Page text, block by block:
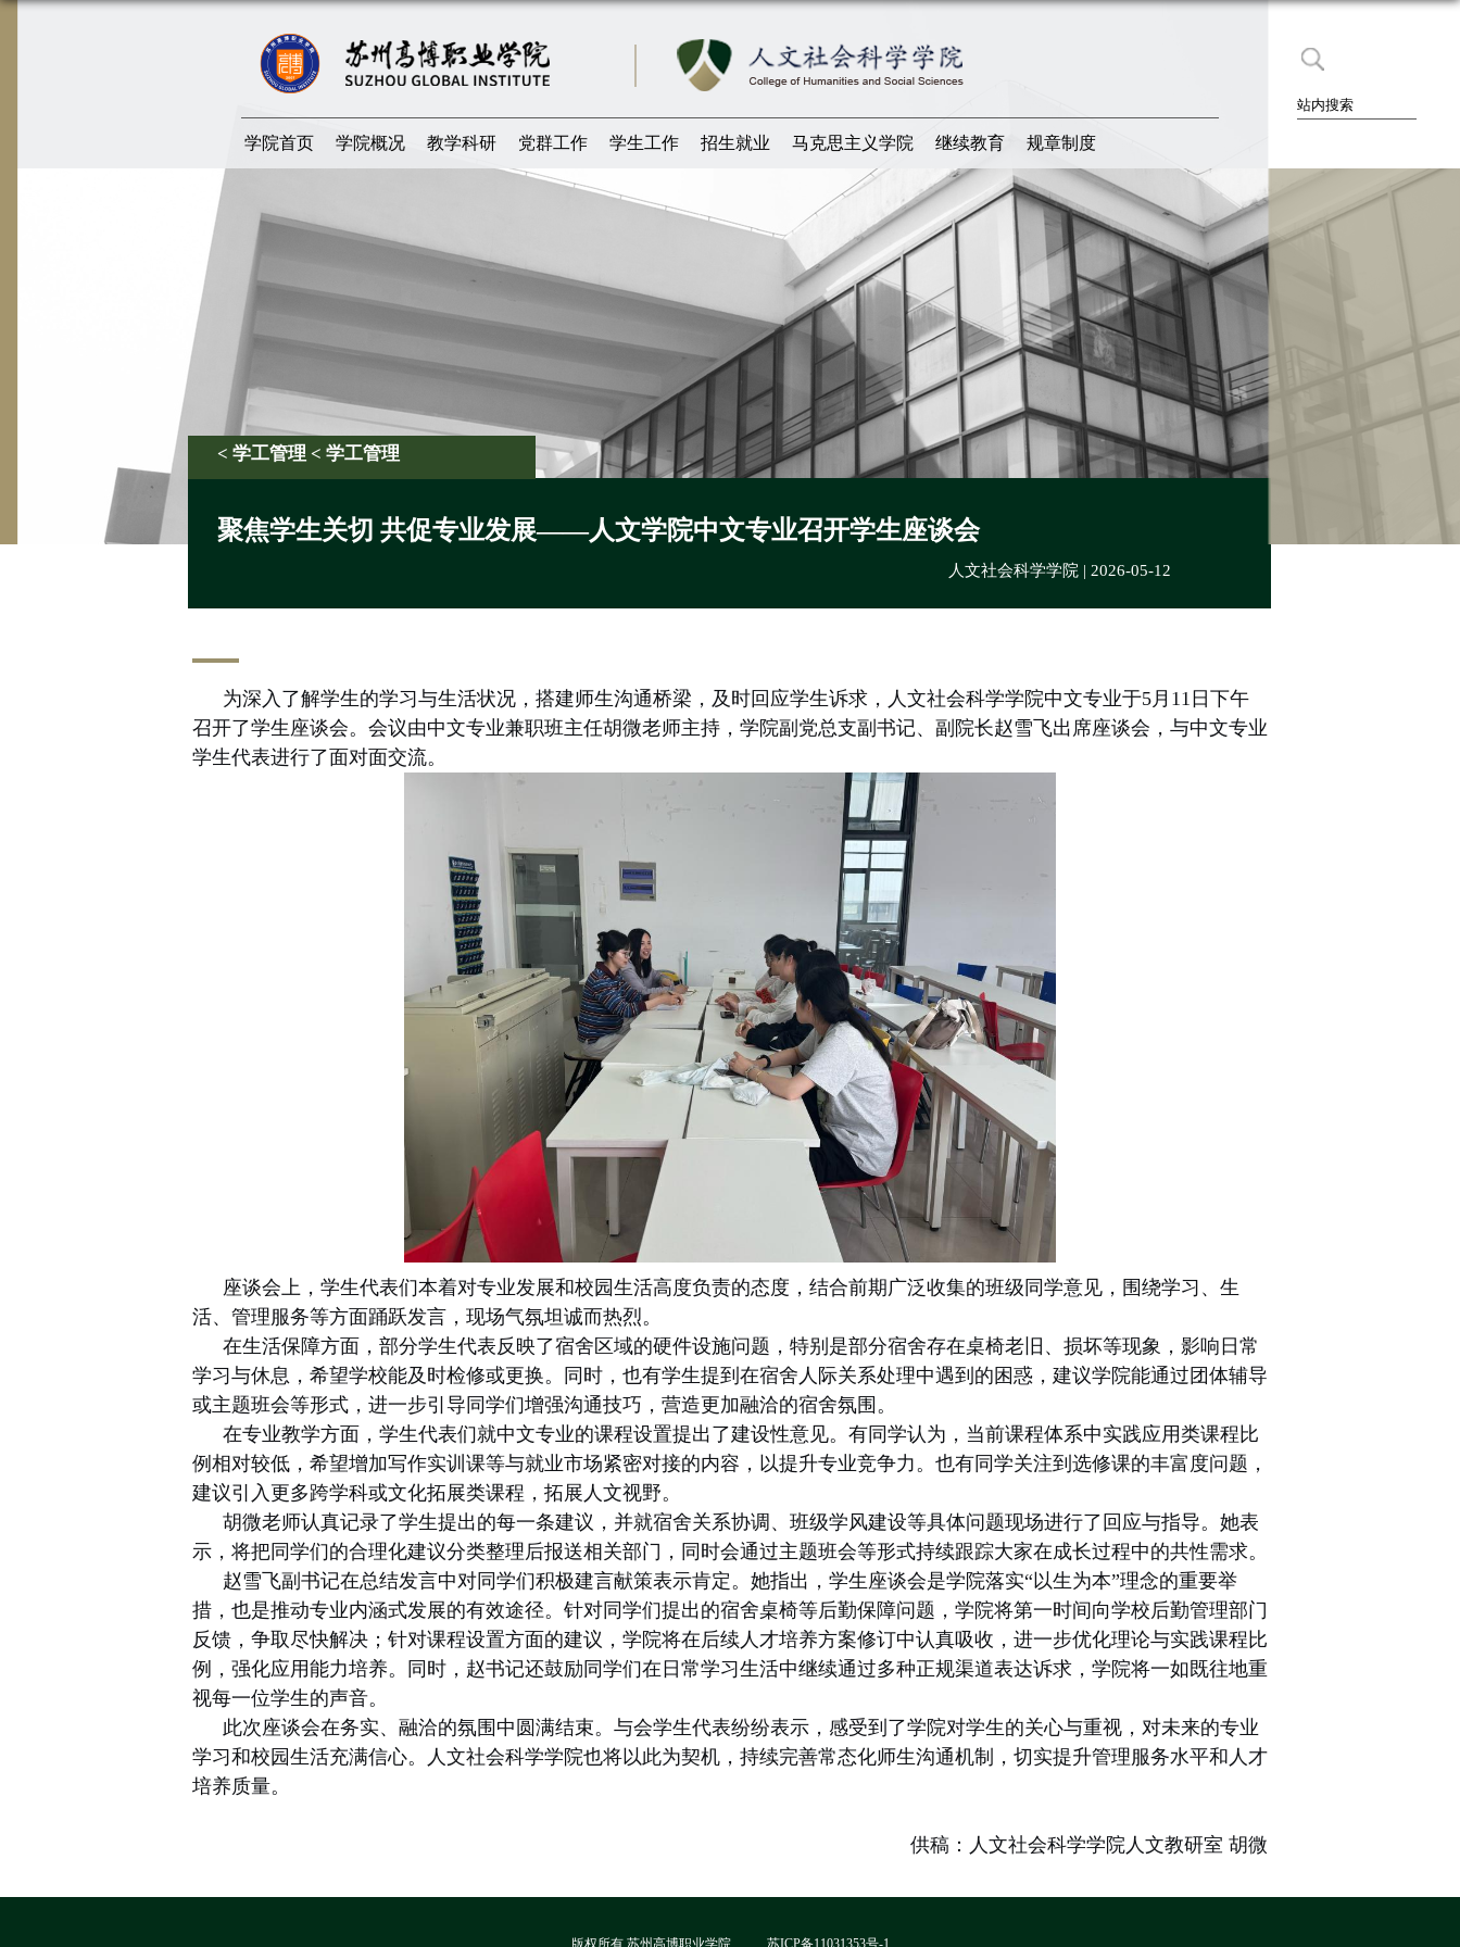
< 学工管理 < 学工管理
聚焦学生关切 共促专业发展——人文学院中文专业召开学生座谈会
人文社会科学学院 | 2026-05-12
学院首页 学院概况 教学科研 党群工作 学生工作 招生就业 马克思主义学院 继续教育 规章制度
为深入了解学生的学习与生活状况，搭建师生沟通桥梁，及时回应学生诉求，人文社会科学学院中文专业于5月 11 日下午
召开了学生座谈会。会议由中文专业兼职班主任胡微老师主持，学院副党总支副书记、副院长赵雪飞出席座谈会，与中文专业
学生代表进行了面对面交流。
座谈会上，学生代表们本着对专业发展和校园生活高度负责的态度，结合前期广泛收集的班级同学意见，围绕学习、生
活、管理服务等方面踊跃发言，现场气氛坦诚而热烈。
在生活保障方面，部分学生代表反映了宿舍区域的硬件设施问题，特别是部分宿舍存在桌椅老旧、损坏等现象，影响日常
学习与休息，希望学校能及时检修或更换。同时，也有学生提到在宿舍人际关系处理中遇到的困惑，建议学院能通过团体辅导
或主题班会等形式，进一步引导同学们增强沟通技巧，营造更加融洽的宿舍氛围。
在专业教学方面，学生代表们就中文专业的课程设置提出了建设性意见。有同学认为，当前课程体系中实践应用类课程比
例相对较低，希望增加写作实训课等与就业市场紧密对接的内容，以提升专业竞争力。也有同学关注到选修课的丰富度问题，
建议引入更多跨学科或文化拓展类课程，拓展人文视野。
胡微老师认真记录了学生提出的每一条建议，并就宿舍关系协调、班级学风建设等具体问题现场进行了回应与指导。她表
示，将把同学们的合理化建议分类整理后报送相关部门，同时会通过主题班会等形式持续跟踪大家在成长过程中的共性需求。
赵雪飞副书记在总结发言中对同学们积极建言献策表示肯定。她指出，学生座谈会是学院落实“以生为本”理念的重要举
措，也是推动专业内涵式发展的有效途径。针对同学们提出的宿舍桌椅等后勤保障问题，学院将第一时间向学校后勤管理部门
反馈，争取尽快解决；针对课程设置方面的建议，学院将在后续人才培养方案修订中认真吸收，进一步优化理论与实践课程比
例，强化应用能力培养。同时，赵书记还鼓励同学们在日常学习生活中继续通过多种正规渠道表达诉求，学院将一如既往地重
视每一位学生的声音。
此次座谈会在务实、融洽的氛围中圆满结束。与会学生代表纷纷表示，感受到了学院对学生的关心与重视，对未来的专业
学习和校园生活充满信心。人文社会科学学院也将以此为契机，持续完善常态化师生沟通机制，切实提升管理服务水平和人才
培养质量。
供稿：人文社会科学学院人文教研室 胡微
版权所有 苏州高博职业学院 苏ICP备11031353号-1